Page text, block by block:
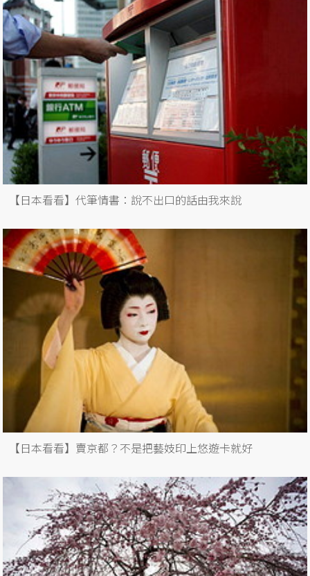
【日本看看】代筆情書：說不出口的話由我來說
【日本看看】賣京都？不是把藝妓印上悠遊卡就好